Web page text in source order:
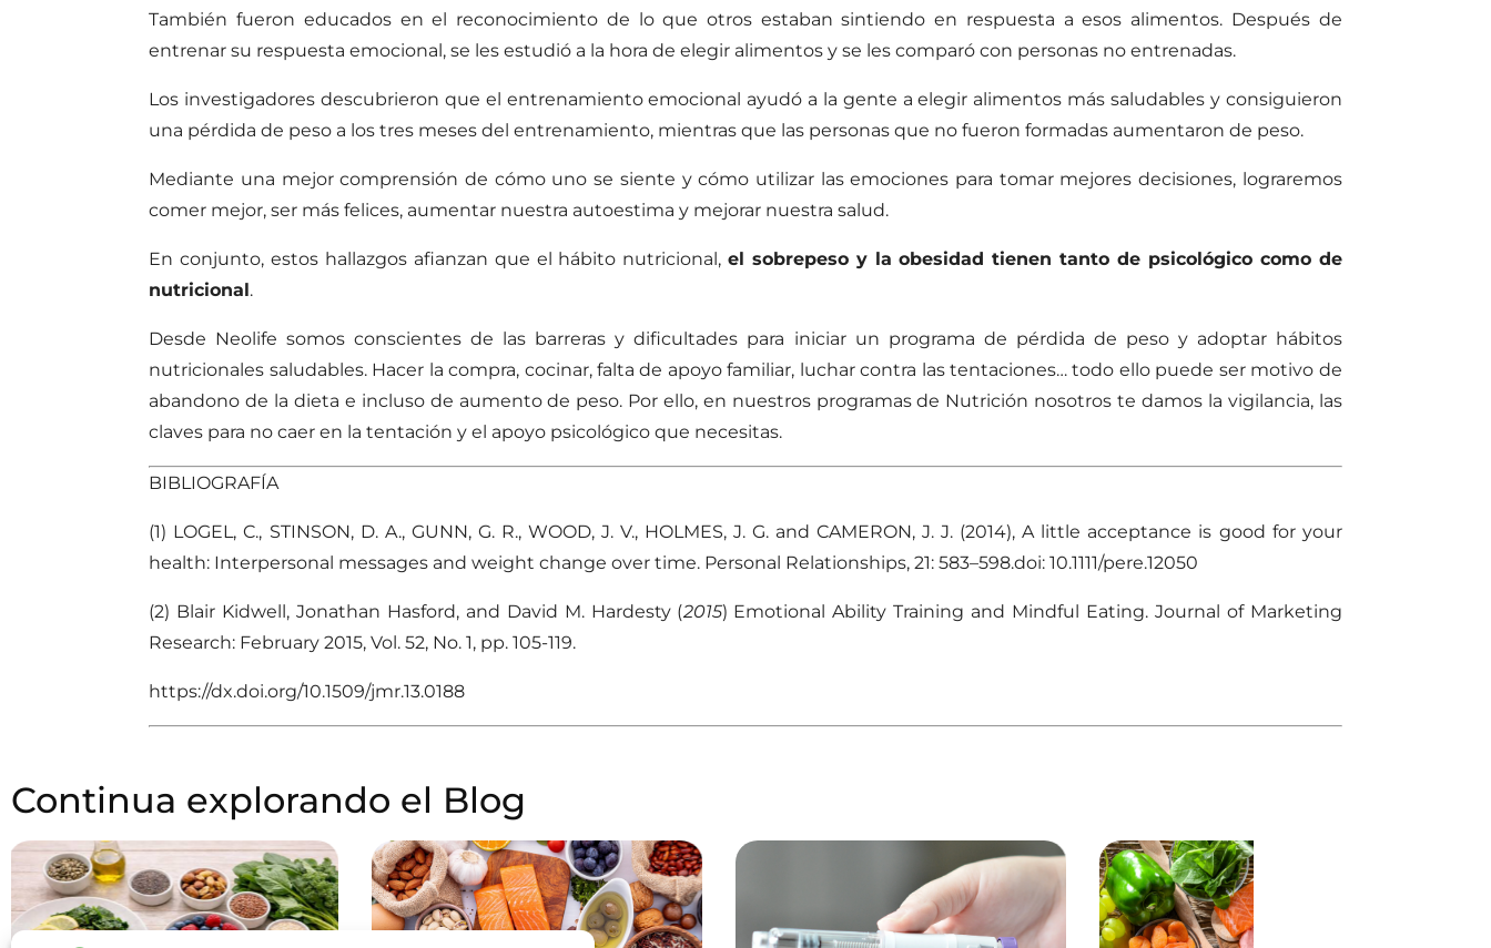
También fueron educados en el reconocimiento de lo que otros estaban sintiendo en respuesta a esos alimentos. Después de
entrenar su respuesta emocional, se les estudió a la hora de elegir alimentos y se les comparó con personas no entrenadas.
Los investigadores descubrieron que el entrenamiento emocional ayudó a la gente a elegir alimentos más saludables y consiguieron
una pérdida de peso a los tres meses del entrenamiento, mientras que las personas que no fueron formadas aumentaron de peso.
Mediante una mejor comprensión de cómo uno se siente y cómo utilizar las emociones para tomar mejores decisiones, lograremos
comer mejor, ser más felices, aumentar nuestra autoestima y mejorar nuestra salud.
En conjunto, estos hallazgos afianzan que el hábito nutricional,el sobrepeso y la obesidad tienen tanto de psicológico como de
nutricional.
Desde Neolife somos conscientes de las barreras y dificultades para iniciar un programa de pérdida de peso y adoptar hábitos
nutricionales saludables. Hacer la compra, cocinar, falta de apoyo familiar, luchar contra las tentaciones… todo ello puede ser motivo de
abandono de la dieta e incluso de aumento de peso. Por ello, en nuestros programas de Nutrición nosotros te damos la vigilancia, las
claves para no caer en la tentación y el apoyo psicológico que necesitas.
BIBLIOGRAFÍA
(1) LOGEL, C., STINSON, D. A., GUNN, G. R., WOOD, J. V., HOLMES, J. G. and CAMERON, J. J. (2014), A little acceptance is good for your
health: Interpersonal messages and weight change over time. Personal Relationships, 21: 583–598.doi: 10.1111/pere.12050
(2) Blair Kidwell, Jonathan Hasford, and David M. Hardesty (2015) Emotional Ability Training and Mindful Eating. Journal of Marketing
Research: February 2015, Vol. 52, No. 1, pp. 105-119.
https://dx.doi.org/10.1509/jmr.13.0188
Continua explorando el Blog